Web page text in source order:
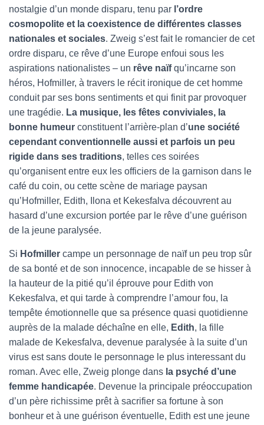
nostalgie d’un monde disparu, tenu par l’ordre
cosmopolite et la coexistence de différentes classes
nationales et sociales. Zweig s’est fait le romancier de cet
ordre disparu, ce rêve d’une Europe enfoui sous les
aspirations nationalistes – un rêve naïfqu’incarne son
héros, Hofmiller, à travers le récit ironique de cet homme
conduit par ses bons sentiments et qui finit par provoquer
une tragédie. La musique, les fêtes conviviales, la
bonne humeur constituent l’arrière-plan d’une société
cependant conventionnelle aussi et parfois un peu
rigide dans ses traditions, telles ces soirées
qu’organisent entre eux les officiers de la garnison dans le
café du coin, ou cette scène de mariage paysan
qu’Hofmiller, Edith, Ilona et Kekesfalva découvrent au
hasard d’une excursion portée par le rêve d’une guérison
de la jeune paralysée.
Si Hofmiller campe un personnage de naïf un peu trop sûr
de sa bonté et de son innocence, incapable de se hisser à
la hauteur de la pitié qu’il éprouve pour Edith von
Kekesfalva, et qui tarde à comprendre l’amour fou, la
tempête émotionnelle que sa présence quasi quotidienne
auprès de la malade déchaîne en elle, Edith, la fille
malade de Kekesfalva, devenue paralysée à la suite d’un
virus est sans doute le personnage le plus interessant du
roman. Avec elle, Zweig plonge dans la psyché d’une
femme handicapée. Devenue la principale préoccupation
d’un père richissime prêt à sacrifier sa fortune à son
bonheur et à une guérison éventuelle, Edith est une jeune